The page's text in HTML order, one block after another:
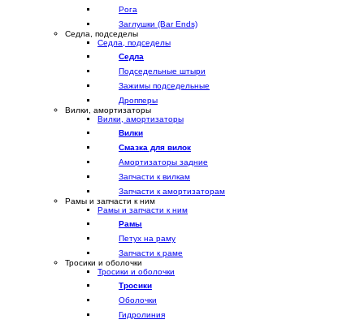
Рога
Заглушки (Bar Ends)
Седла, подседелы
Седла, подседелы
Седла
Подседельные штыри
Зажимы подседельные
Дропперы
Вилки, амортизаторы
Вилки, амортизаторы
Вилки
Смазка для вилок
Амортизаторы задние
Запчасти к вилкам
Запчасти к амортизаторам
Рамы и запчасти к ним
Рамы и запчасти к ним
Рамы
Петух на раму
Запчасти к раме
Тросики и оболочки
Тросики и оболочки
Тросики
Оболочки
Гидролиния